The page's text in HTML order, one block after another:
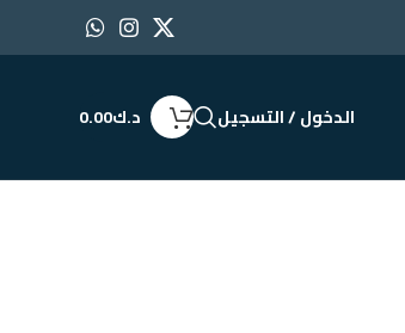
الدخول / التسجيل د.ك0.00